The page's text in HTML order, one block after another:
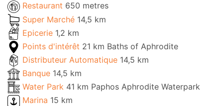
Restaurant 650 metres
Super Marché 14,5 km
Epicerie 1,2 km
Points d'intérêt 21 km Baths of Aphrodite
Distributeur Automatique 14,5 km
Banque 14,5 km
Water Park 41 km Paphos Aphrodite Waterpark
Marina 15 km